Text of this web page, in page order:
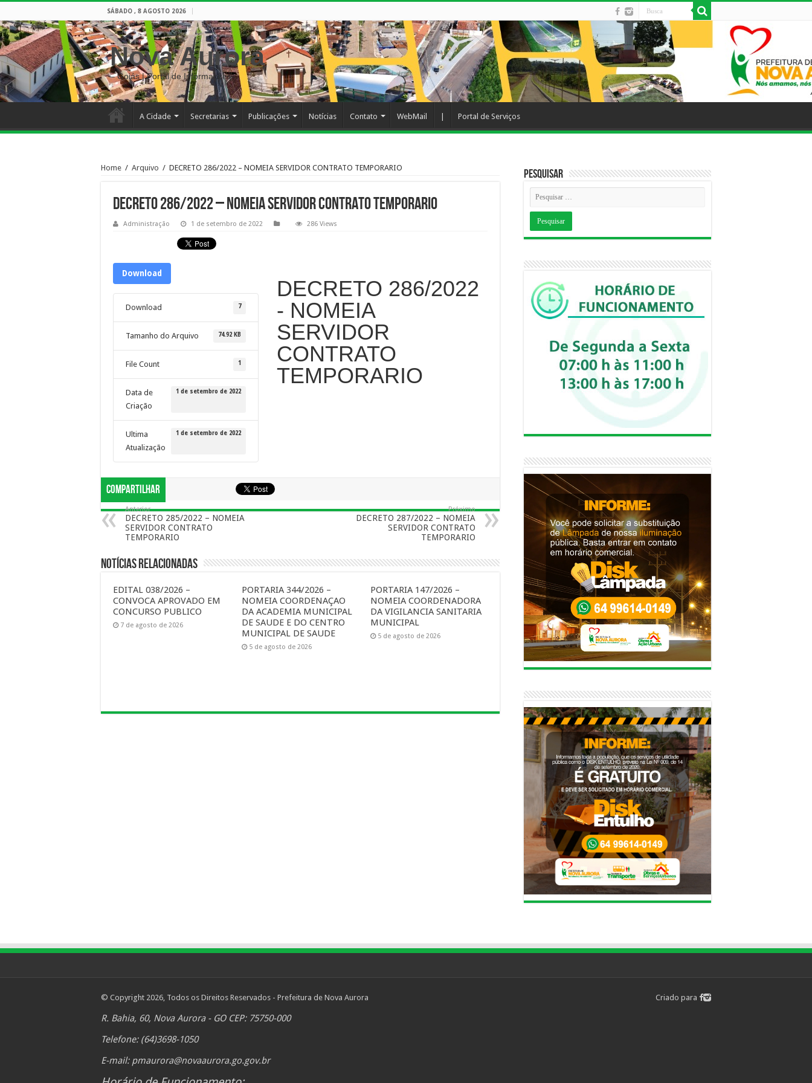
SÁBADO , 8 AGOSTO 2026
Nova Aurora
– Goiás | Portal de Informações
A Cidade Secretarias Publicações Notícias Contato WebMail Portal de Serviços
Home / Arquivo / DECRETO 286/2022 – NOMEIA SERVIDOR CONTRATO TEMPORARIO
DECRETO 286/2022 – NOMEIA SERVIDOR CONTRATO TEMPORARIO
Administração 1 de setembro de 2022 286 Views
Download
Download 7
Tamanho do Arquivo 74.92 KB
File Count 1
Data de
Criação
1 de setembro de 2022
Ultima
Atualização
1 de setembro de 2022
DECRETO 286/2022
- NOMEIA
SERVIDOR
CONTRATO
TEMPORARIO
Compartilhar
Anterior
DECRETO 285/2022 – NOMEIA
SERVIDOR CONTRATO
TEMPORARIO
Próximo
DECRETO 287/2022 – NOMEIA
SERVIDOR CONTRATO
TEMPORARIO
Notícias Relacionadas
EDITAL 038/2026 –
CONVOCA APROVADO EM
CONCURSO PUBLICO
7 de agosto de 2026
PORTARIA 344/2026 –
NOMEIA COORDENAÇAO
DA ACADEMIA MUNICIPAL
DE SAUDE E DO CENTRO
MUNICIPAL DE SAUDE
5 de agosto de 2026
PORTARIA 147/2026 –
NOMEIA COORDENADORA
DA VIGILANCIA SANITARIA
MUNICIPAL
5 de agosto de 2026
Pesquisar
Criado para
© Copyright 2026, Todos os Direitos Reservados - Prefeitura de Nova Aurora
R. Bahia, 60, Nova Aurora - GO CEP: 75750-000
Telefone: (64)3698-1050
E-mail: pmaurora@novaaurora.go.gov.br